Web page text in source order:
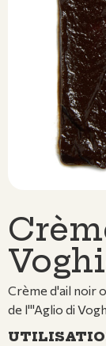
Crème d'ail noir
de l'"Aglio di